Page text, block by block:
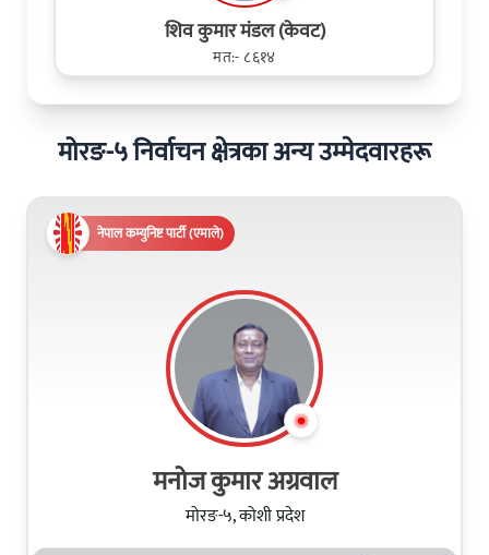
शिव कुमार मंडल (केवट)
मत:- ८६१४
मोरङ-५ निर्वाचन क्षेत्रका अन्य उम्मेदवारहरू
नेपाल कम्युनिष्ट पार्टी (एमाले)
मनोज कुमार अग्रवाल
मोरङ-५, कोशी प्रदेश